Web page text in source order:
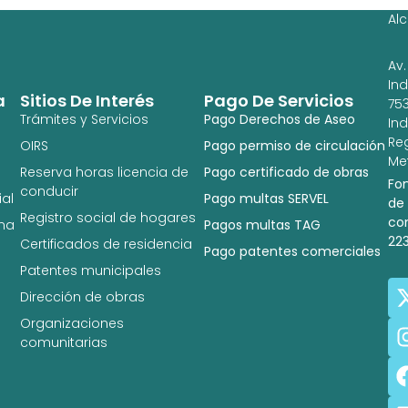
Pago De Servicios
Pago Derechos de Aseo
Pago permiso de circulación
Pago certificado de obras
Pago multas SERVEL
Pagos multas TAG
Pago patentes comerciales
Sitios De Interés
Trámites y Servicios
OIRS
Reserva horas licencia de
conducir
Registro social de hogares
Certificados de residencia
Patentes municipales
Dirección de obras
Organizaciones
comunitarias
Av.
de